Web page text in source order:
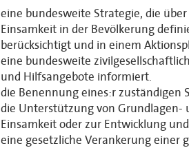
eine bundesweite Strategie, die
Einsamkeit in der Bevölkerung
berücksichtigt und in einem
eine bundesweite
und Hilfsangebote informiert.
die Benennung eines:r zuständigen
die Unterstützung von Grundlagen-
Einsamkeit oder zur Entwicklung
eine gesetzliche Verankerung einer